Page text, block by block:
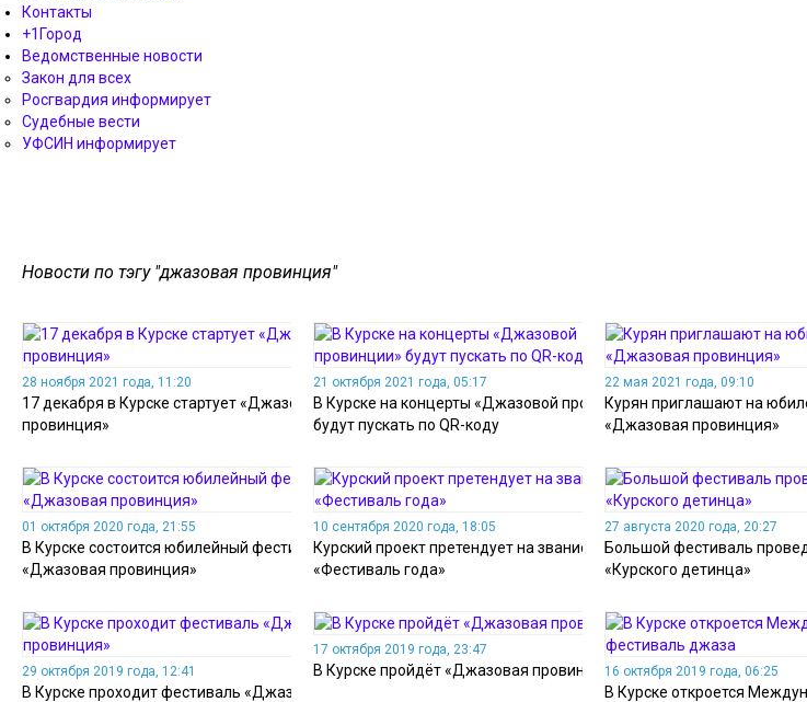
Контакты
+1Город
Ведомственные новости
Закон для всех
Росгвардия информирует
Судебные вести
УФСИН информирует
Новости по тэгу "джазовая провинция"
28 ноября 2021 года, 11:20
17 декабря в Курске стартует «Джазовая
провинция»
21 октября 2021 года, 05:17
В Курске на концерты «Джазовой провинции»
будут пускать по QR-коду
22 мая 2021 года, 09:10
Курян приглашают на
«Джазовая провинция»
01 октября 2020 года, 21:55
В Курске состоится юбилейный фестиваль
«Джазовая провинция»
10 сентября 2020 года, 18:05
Курский проект претендует на звание
«Фестиваль года»
27 августа 2020 года, 20:27
Большой фестиваль
«Курского детинца»
29 октября 2019 года, 12:41
В Курске проходит фестиваль «Джазовая
17 октября 2019 года, 23:47
В Курске пройдёт «Джазовая провинция»16 октября 2019 года, 06:25
В Курске откроется